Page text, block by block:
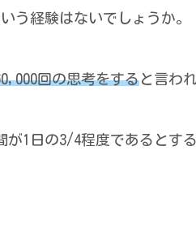
う経験はないでしょうか。
回の思考をすると言わ
が1日の3/4程度であるとす